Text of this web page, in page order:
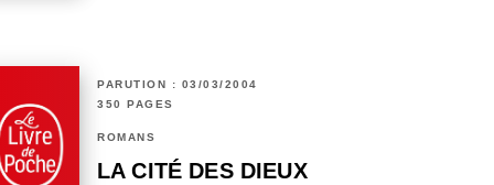
PARUTION : 03/03/2004
350 PAGES
ROMANS
LA CITÉ DES DIEUX